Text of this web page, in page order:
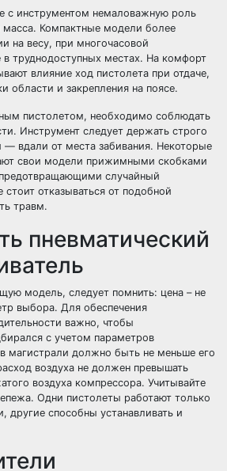
с инструментом немаловажную роль
масса. Компактные модели более
на весу, при многочасовой
в труднодоступных местах. На комфорт
влияние ход пистолета при отдаче,
области и закрепления на поясе.
пистолетом, необходимо соблюдать
Инструмент следует держать строго
— вдали от места забивания. Некоторые
свои модели прижимными скобками
случайный
стоит отказываться от подобной
травм.
пневматический
модель, следует помнить: цена – не
выбора. Для обеспечения
важно, чтобы
с учетом параметров
магистрали должно быть не меньше его
воздуха не должен превышать
воздуха компрессора. Учитывайте
Одни пистолеты работают только
другие способны устанавливать и